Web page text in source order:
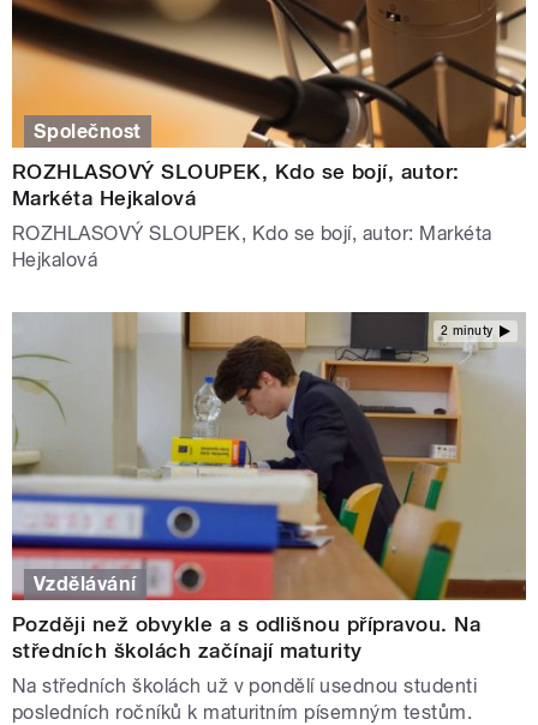
Společnost
ROZHLASOVÝ SLOUPEK, Kdo se bojí, autor:
Markéta Hejkalová
ROZHLASOVÝ SLOUPEK, Kdo se bojí, autor: Markéta
Hejkalová
2 minuty
Vzdělávání
Později než obvykle a s odlišnou přípravou. Na
středních školách začínají maturity
Na středních školách už v pondělí usednou studenti
posledních ročníků k maturitním písemným testům.